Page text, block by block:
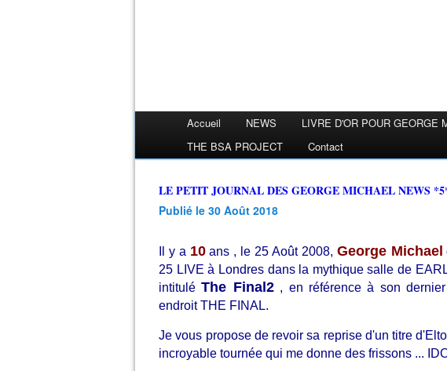
Accueil NEWS LIVRE D'OR POUR GEORGE
THE BSA PROJECT
Contact
LE PETIT JOURNAL DES GEORGE MICHAEL NEWS
Publié le 30 Août 2018
Il y a 10ans , le 25 Août 2008, George Michael
25 LIVE à Londres dans la mythique salle de
intituléThe Final2, en référence à son
endroit THE FINAL.
Je vous propose de revoir sa reprise d'un titre
incroyable tournée qui me donne des frissons ...